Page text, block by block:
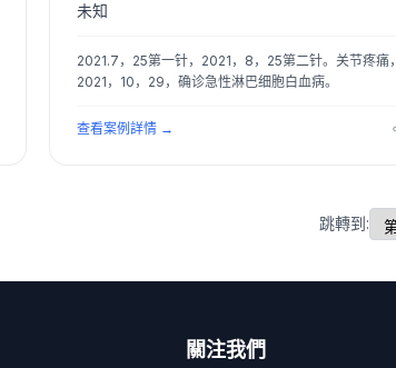
未知
2021.7，25第一针，2021，8，25第二针。关节疼痛，
2021，10，29，确诊急性淋巴细胞白血病。
查看案例詳情 →
跳轉到:
關注我們